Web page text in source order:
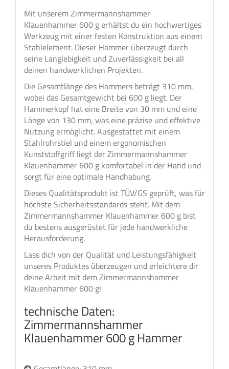
Mit unserem Zimmermannshammer
Klauenhammer 600 g erhältst du ein hochwertiges
Werkzeug mit einer festen Konstruktion aus einem
Stahlelement. Dieser Hammer überzeugt durch
seine Langlebigkeit und Zuverlässigkeit bei all
deinen handwerklichen Projekten.
Die Gesamtlänge des Hammers beträgt 310 mm,
wobei das Gesamtgewicht bei 600 g liegt. Der
Hammerkopf hat eine Breite von 30 mm und eine
Länge von 130 mm, was eine präzise und effektive
Nutzung ermöglicht. Ausgestattet mit einem
Stahlrohrstiel und einem ergonomischen
Kunststoffgriff liegt der Zimmermannshammer
Klauenhammer 600 g komfortabel in der Hand und
sorgt für eine optimale Handhabung.
Dieses Qualitätsprodukt ist TÜV/GS geprüft, was für
höchste Sicherheitsstandards steht. Mit dem
Zimmermannshammer Klauenhammer 600 g bist
du bestens ausgerüstet für jede handwerkliche
Herausforderung.
Lass dich von der Qualität und Leistungsfähigkeit
unseres Produktes überzeugen und erleichtere dir
deine Arbeit mit dem Zimmermannshammer
Klauenhammer 600 g!
technische Daten:
Zimmermannshammer
Klauenhammer 600 g Hammer